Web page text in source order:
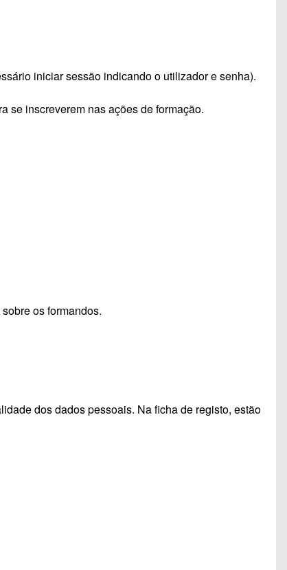
iniciar sessão indicando o utilizador e senha).
se inscreverem nas ações de formação.
os formandos.
dos dados pessoais. Na ficha de registo, estão